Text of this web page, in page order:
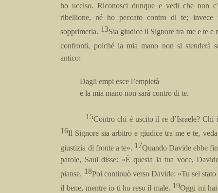
ho ucciso. Riconosci dunque e vedi che non
ribellione, né ho peccato contro di te;
sopprimerla. 13Sia giudice il Signore tra me e te
confronti, poiché la mia mano non si stenderà
antico:
Dagli empi esce l’empietà
e la mia mano non sarà contro di te.
15Contro chi è uscito il re d’Israele? Chi
16Il Signore sia arbitro e giudice tra me e te,
giustizia di fronte a te». 17Quando Davide ebbe
parole, Saul disse: «È questa la tua voce,
pianse. 18Poi continuò verso Davide: «Tu sei
il bene, mentre io ti ho reso il male. 19Oggi mi hai